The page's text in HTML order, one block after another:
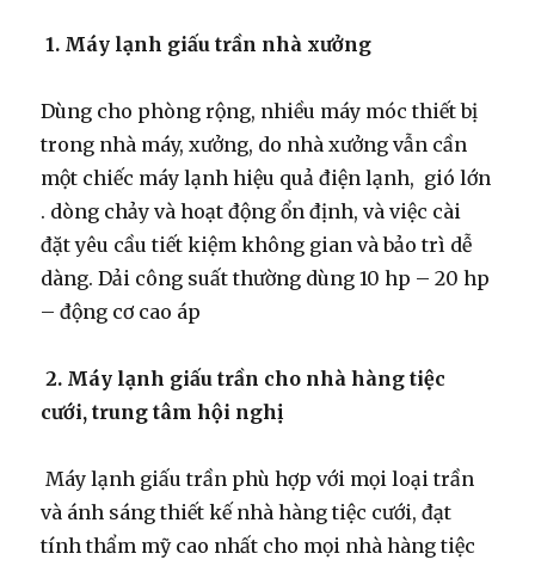
1. Máy lạnh giấu trần nhà xưởng
Dùng cho phòng rộng, nhiều máy móc thiết bị
trong nhà máy, xưởng, do nhà xưởng vẫn cần
một chiếc máy lạnh hiệu quả điện lạnh, gió lớn
. dòng chảy và hoạt động ổn định, và việc cài
đặt yêu cầu tiết kiệm không gian và bảo trì dễ
dàng. Dải công suất thường dùng 10 hp – 20 hp
– động cơ cao áp
2. Máy lạnh giấu trần cho nhà hàng tiệc
cưới, trung tâm hội nghị
Máy lạnh giấu trần phù hợp với mọi loại trần
và ánh sáng thiết kế nhà hàng tiệc cưới, đạt
tính thẩm mỹ cao nhất cho mọi nhà hàng tiệc